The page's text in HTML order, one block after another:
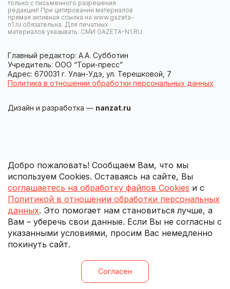
только с письменного разрешения
редакции! При цитировании материалов
прямая активная ссылка на www.gazeta-
n1.ru обязательна. Для печатных
материалов указывать: СМИ GAZETA-N1.RU
Главный редактор: А.А. Субботин
Учредитель: ООО “Тори-пресс”
Адрес: 670031 г. Улан-Удэ, ул. Терешковой, 7
Политика в отношении обработки персональных данных
Дизайн и разработка — nanzat.ru
Добро пожаловать! Сообщаем Вам, что мы
используем Cookies. Оставаясь на сайте, Вы
соглашаетесь на обработку файлов Cookies и с
Политикой в отношении обработки персональных
данных. Это помогает нам становиться лучше, а
Вам – уберечь свои данные. Если Вы не согласны с
указанными условиями, просим Вас немедленно
покинуть сайт.
Согласен